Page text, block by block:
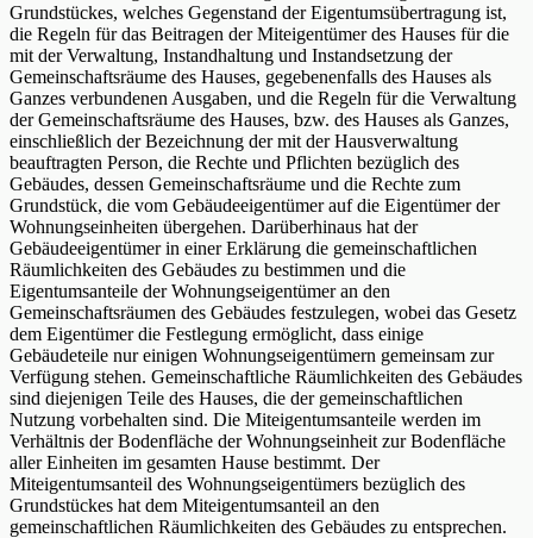
Grundstückes, welches Gegenstand der Eigentumsübertragung ist,
die Regeln für das Beitragen der Miteigentümer des Hauses für die
mit der Verwaltung, Instandhaltung und Instandsetzung der
Gemeinschaftsräume des Hauses, gegebenenfalls des Hauses als
Ganzes verbundenen Ausgaben, und die Regeln für die Verwaltung
der Gemeinschaftsräume des Hauses, bzw. des Hauses als Ganzes,
einschließlich der Bezeichnung der mit der Hausverwaltung
beauftragten Person, die Rechte und Pflichten bezüglich des
Gebäudes, dessen Gemeinschaftsräume und die Rechte zum
Grundstück, die vom Gebäudeeigentümer auf die Eigentümer der
Wohnungseinheiten übergehen. Darüberhinaus hat der
Gebäudeeigentümer in einer Erklärung die gemeinschaftlichen
Räumlichkeiten des Gebäudes zu bestimmen und die
Eigentumsanteile der Wohnungseigentümer an den
Gemeinschaftsräumen des Gebäudes festzulegen, wobei das Gesetz
dem Eigentümer die Festlegung ermöglicht, dass einige
Gebäudeteile nur einigen Wohnungseigentümern gemeinsam zur
Verfügung stehen. Gemeinschaftliche Räumlichkeiten des Gebäudes
sind diejenigen Teile des Hauses, die der gemeinschaftlichen
Nutzung vorbehalten sind. Die Miteigentumsanteile werden im
Verhältnis der Bodenfläche der Wohnungseinheit zur Bodenfläche
aller Einheiten im gesamten Hause bestimmt. Der
Miteigentumsanteil des Wohnungseigentümers bezüglich des
Grundstückes hat dem Miteigentumsanteil an den
gemeinschaftlichen Räumlichkeiten des Gebäudes zu entsprechen.